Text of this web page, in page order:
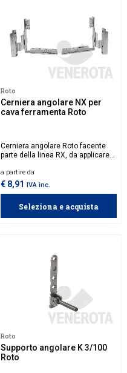
Roto
Cerniera angolare NX per
cava ferramenta Roto
Cerniera angolare Roto facente
parte della linea RX, da applicare
predisposizione per cava
ferramenta.
a partire da
€ 8,91 IVA inc.
Seleziona e acquista
Roto
Supporto angolare K 3/100
Roto